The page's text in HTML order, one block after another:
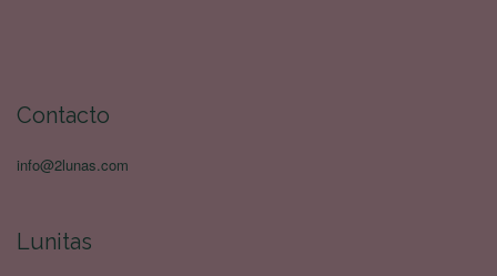
Contacto
info@2lunas.com
Lunitas